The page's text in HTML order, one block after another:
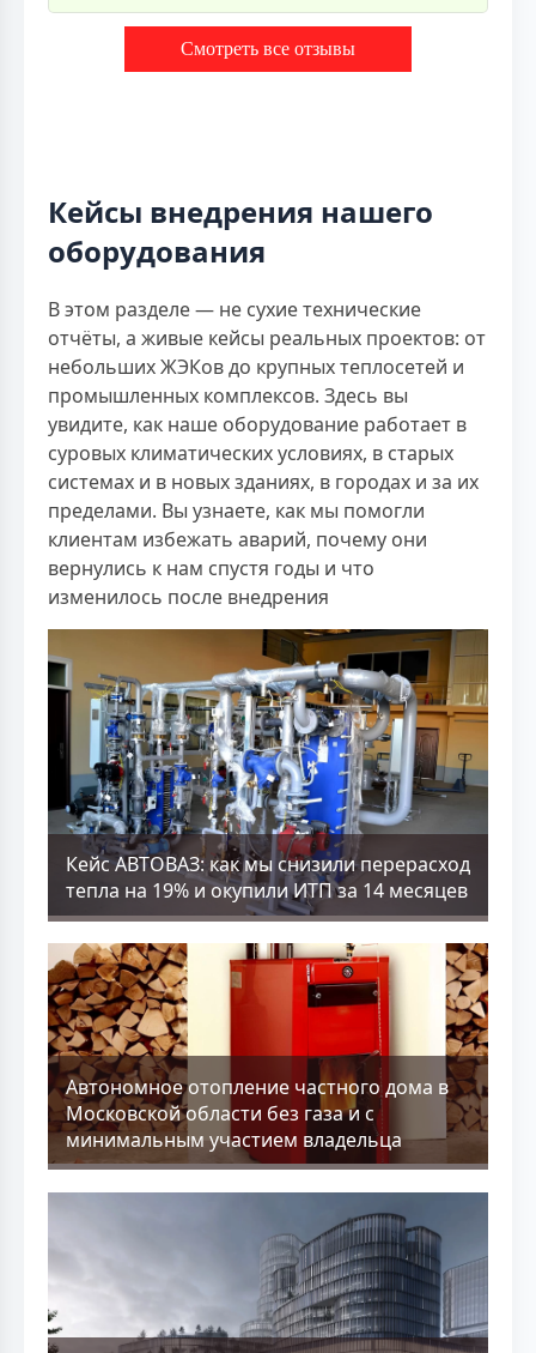
Смотреть все отзывы
Кейсы внедрения нашего
оборудования
В этом разделе — не сухие технические
отчёты, а живые кейсы реальных проектов: от
небольших ЖЭКов до крупных теплосетей и
промышленных комплексов. Здесь вы
увидите, как наше оборудование работает в
суровых климатических условиях, в старых
системах и в новых зданиях, в городах и за их
пределами. Вы узнаете, как мы помогли
клиентам избежать аварий, почему они
вернулись к нам спустя годы и что
изменилось после внедрения
Кейс АВТОВАЗ: как мы снизили перерасход
тепла на 19% и окупили ИТП за 14 месяцев
Aвтономное отопление частного дома в
Московской области без газа и с
минимальным участием владельца